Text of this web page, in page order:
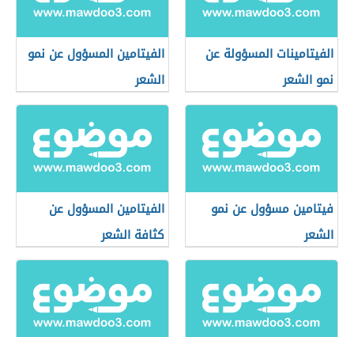
الفيتامينات المسؤولة عن
نمو الشعر
الفيتامين المسؤول عن نمو
الشعر
فيتامين مسؤول عن نمو
الشعر
الفيتامين المسؤول عن
كثافة الشعر